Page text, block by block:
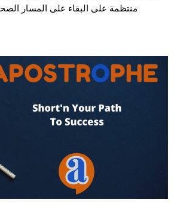
منتظمة على البقاء على المسار